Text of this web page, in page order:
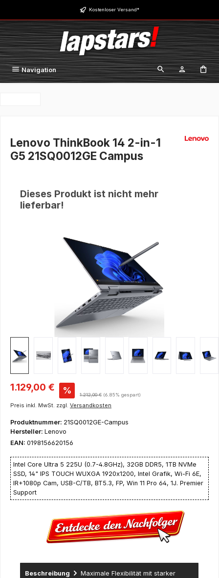
Zum Hauptinhalt springen Kostenloser Versand*
Navigation
Lenovo ThinkBook 14 2-in-1
G5 21SQ0012GE Campus
Dieses Produkt ist nicht mehr
lieferbar!
Verkaufspreis:
1.129,00 € % Regulärer Preis:
1.212,00 € (6.85% gespart)
Preis inkl. MwSt. zzgl. Versandkosten
Produktnummer: 21SQ0012GE-Campus
Hersteller: Lenovo
EAN: 0198156620156
Intel Core Ultra 5 225U (0.7-4.8GHz), 32GB DDR5, 1TB NVMe
SSD, 14" IPS TOUCH WUXGA 1920x1200, Intel Grafik, Wi-Fi 6E,
IR+1080p Cam, USB-C/TB, BT5.3, FP, Win 11 Pro 64, 1J. Premier
Support
Beschreibung
Maximale Flexibilität mit starker